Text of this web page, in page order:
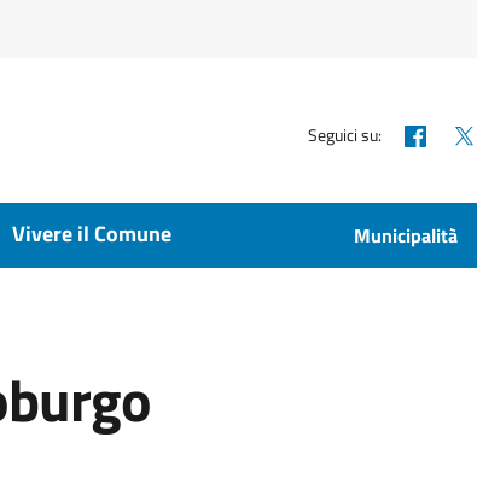
Seguici su:
Vivere il Comune Municipalità